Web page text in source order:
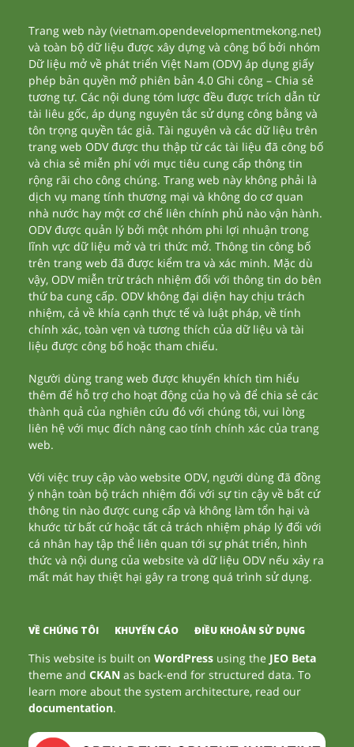
Trang web này (vietnam.opendevelopmentmekong.net)
và toàn bộ dữ liệu được xây dựng và công bố bởi nhóm
Dữ liệu mở về phát triển Việt Nam (ODV) áp dụng giấy
phép bản quyền mở phiên bản 4.0 Ghi công – Chia sẻ
tương tự. Các nội dung tóm lược đều được trích dẫn từ
tài liêu gốc, áp dụng nguyên tắc sử dụng công bằng và
tôn trọng quyền tác giả. Tài nguyên và các dữ liệu trên
trang web ODV được thu thập từ các tài liệu đã công bố
và chia sẻ miễn phí với mục tiêu cung cấp thông tin
rộng rãi cho công chúng. Trang web này không phải là
dịch vụ mang tính thương mại và không do cơ quan
nhà nước hay một cơ chế liên chính phủ nào vận hành.
ODV được quản lý bởi một nhóm phi lợi nhuận trong
lĩnh vực dữ liệu mở và tri thức mở. Thông tin công bố
trên trang web đã được kiểm tra và xác minh. Mặc dù
vậy, ODV miễn trừ trách nhiệm đối với thông tin do bên
thứ ba cung cấp. ODV không đại diện hay chịu trách
nhiệm, cả về khía cạnh thực tế và luật pháp, về tính
chính xác, toàn vẹn và tương thích của dữ liệu và tài
liệu được công bố hoặc tham chiếu.
Người dùng trang web được khuyến khích tìm hiểu
thêm để hỗ trợ cho hoạt động của họ và để chia sẻ các
thành quả của nghiên cứu đó với chúng tôi, vui lòng
liên hệ với mục đích nâng cao tính chính xác của trang
web.
Với việc truy cập vào website ODV, người dùng đã đồng
ý nhận toàn bộ trách nhiệm đối với sự tin cậy về bất cứ
thông tin nào được cung cấp và không làm tổn hại và
khước từ bất cứ hoặc tất cả trách nhiệm pháp lý đối với
cá nhân hay tập thể liên quan tới sự phát triển, hình
thức và nội dung của website và dữ liệu ODV nếu xảy ra
mất mát hay thiệt hại gây ra trong quá trình sử dụng.
VỀ CHÚNG TÔI KHUYẾN CÁO ĐIỀU KHOẢN SỬ DỤNG
This website is built onWordPress using the JEO Beta
theme andCKAN as back-end for structured data. To
learn more about the system architecture, read our
documentation.